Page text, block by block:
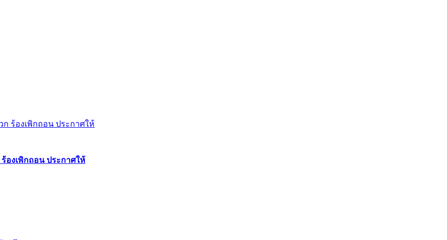
องเพิกถอน ประกาศให้